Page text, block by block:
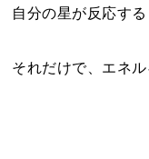
自分の星が反応す
それだけで、エネ